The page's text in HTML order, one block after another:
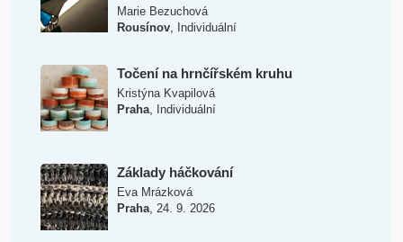
Marie Bezuchová
Rousínov, Individuální
Točení na hrnčířském kruhu
Kristýna Kvapilová
Praha, Individuální
Základy háčkování
Eva Mrázková
Praha, 24. 9. 2026